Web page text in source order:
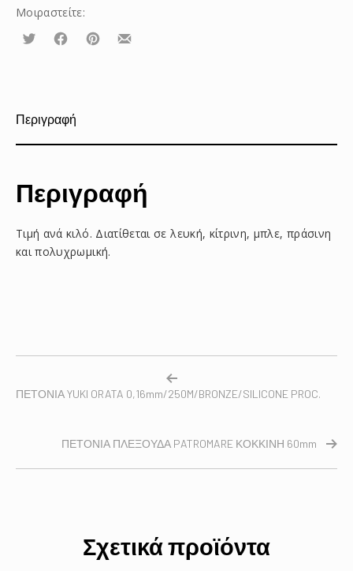
Μοιραστείτε:
Τουίτα ΜοιραστείτεΜοιραστείτεΜοιραστείτε
Περιγραφή
Περιγραφή
Τιμή ανά κιλό. Διατίθεται σε λευκή, κίτρινη, μπλε, πράσινη
και πολυχρωμική.
ΠΕΤΟΝΙΑ YUKI ORATA 0,16mm/250M/BRONZE/SILICONE PROC.
ΠΕΤΟΝΙΑ ΠΛΕΞΟΥΔΑ PATROMARE ΚΟΚΚΙΝΗ 60mm
Σχετικά προϊόντα